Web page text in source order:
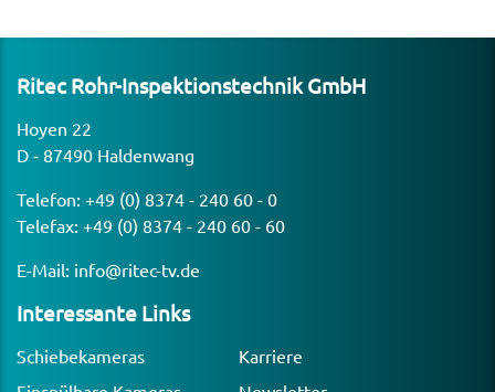
Ritec Rohr-Inspek­ti­ons­technik GmbH
Hoyen 22
D - 87490 Haldenwang
Telefon: +49 (0) 8374 - 240 60 - 0
Telefax: +49 (0) 8374 - 240 60 - 60
E-Mail: info@ritec-tv.de
Inter­es­sante Links
Schiebekameras
Karriere